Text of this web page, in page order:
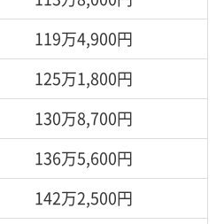
119万4,900円
125万1,800円
130万8,700円
136万5,600円
142万2,500円